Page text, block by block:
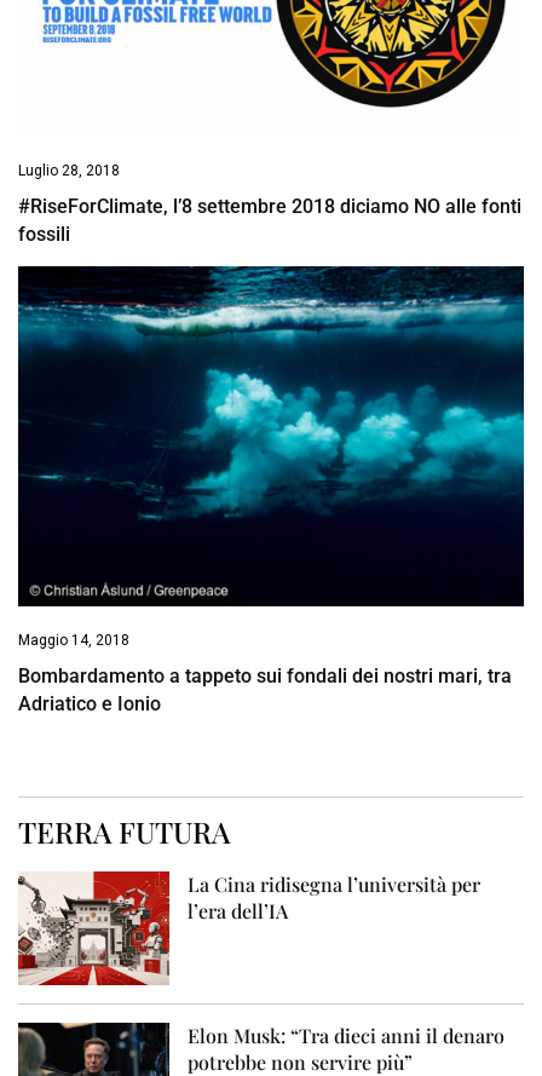
Luglio 28, 2018
#RiseForClimate, l’8 settembre 2018 diciamo NO alle fonti
fossili
Maggio 14, 2018
Bombardamento a tappeto sui fondali dei nostri mari, tra
Adriatico e Ionio
TERRA FUTURA
La Cina ridisegna l’università per
l’era dell’IA
Elon Musk: “Tra dieci anni il denaro
potrebbe non servire più”